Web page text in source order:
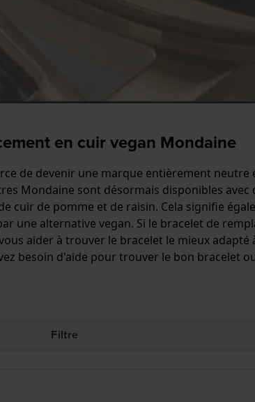
en cuir vegan Mondaine
de devenir une marque entièrement
Mondaine sont désormais disponibles
cuir de pomme et de raisin. Cela signifie
une alternative vegan. Si le bracelet de
aider à trouver le bracelet le mieux
besoin d'aide pour trouver le bon bracelet
Filtre